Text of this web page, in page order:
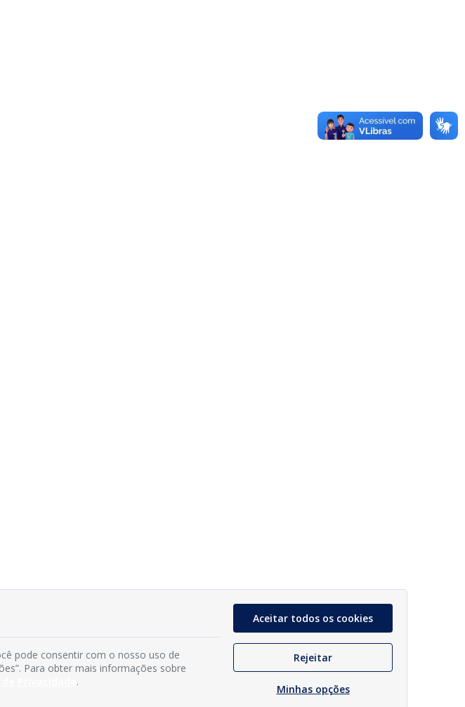
pode consentir com o nosso uso de
Para obter mais informações sobre
.
Aceitar todos os cookies
Rejeitar
Minhas opções